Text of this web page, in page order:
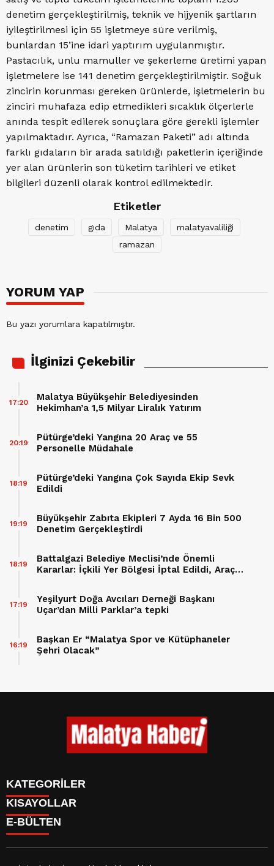
denetim gerçekleştirilmiş, teknik ve hijyenik şartların
iyileştirilmesi için 55 işletmeye süre verilmiş,
bunlardan 15’ine idari yaptırım uygulanmıştır.
Pastacılık, unlu mamuller ve şekerleme üretimi yapan
işletmelere ise 141 denetim gerçekleştirilmiştir. Soğuk
zincirin korunması gereken ürünlerde, işletmelerin bu
zinciri muhafaza edip etmedikleri sıcaklık ölçerlerle
anında tespit edilerek sonuçlara göre gerekli işlemler
yapılmaktadır. Ayrıca, “Ramazan Paketi” adı altında
farklı gıdaların bir arada satıldığı paketlerin içeriğinde
yer alan ürünlerin son tüketim tarihleri ve etiket
bilgileri düzenli olarak kontrol edilmektedir.
Etiketler
denetim gıda Malatya
malatyavaliliği
ramazan
YORUM YAP
Bu yazı yorumlara kapatılmıştır.
İlginizi Çekebilir
Malatya Büyükşehir Belediyesinden
Hekimhan’a 1,5 Milyar Liralık Yatırım
17:20
Pütürge’deki Yangına 20 Araç ve 55
Personelle Müdahale
20:19
Pütürge’deki Yangına Çok Sayıda Ekip Sevk
Edildi
18:19
Büyükşehir Zabıta Ekipleri 7 Ayda 16 Bin 500
Denetim Gerçekleştirdi
19:19
Battalgazi Belediye Meclisi’nde Önemli
Kararlar: İçkili Yer Bölgesi İptal Edildi, Araç
18:19
Yeşilyurt Doğa Avcıları Derneği Başkanı
Uçar’dan Milli Parklar’a tepki
17:19
Başkan Er “Malatya Spor ve Kütüphaneler
Şehri Olacak”
16:19
KATEGORİLER
GÜNDEM
ASAYİŞ
EKONOMİ
YAŞAM
KISAYOLLAR
CANLI BORSA
CANLI TV
E-BÜLTEN